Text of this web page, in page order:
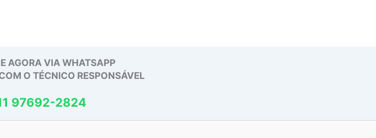
AGORA VIA WHATSAPP
O TÉCNICO RESPONSÁVEL
97692-2824